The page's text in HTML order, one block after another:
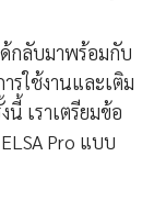
กลับมาพร้อมกับ
รใช้งานและเติม
เราเตรียมข้อ
Pro แบบ